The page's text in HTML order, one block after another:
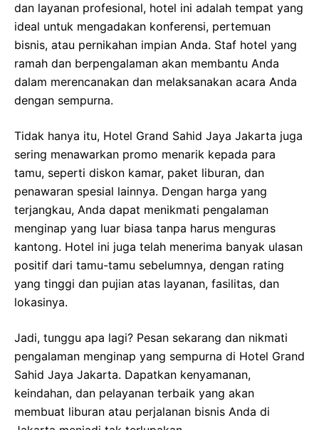
dan layanan profesional, hotel ini adalah tempat yang
ideal untuk mengadakan konferensi, pertemuan
bisnis, atau pernikahan impian Anda. Staf hotel yang
ramah dan berpengalaman akan membantu Anda
dalam merencanakan dan melaksanakan acara Anda
dengan sempurna.
Tidak hanya itu, Hotel Grand Sahid Jaya Jakarta juga
sering menawarkan promo menarik kepada para
tamu, seperti diskon kamar, paket liburan, dan
penawaran spesial lainnya. Dengan harga yang
terjangkau, Anda dapat menikmati pengalaman
menginap yang luar biasa tanpa harus menguras
kantong. Hotel ini juga telah menerima banyak ulasan
positif dari tamu-tamu sebelumnya, dengan rating
yang tinggi dan pujian atas layanan, fasilitas, dan
lokasinya.
Jadi, tunggu apa lagi? Pesan sekarang dan nikmati
pengalaman menginap yang sempurna di Hotel Grand
Sahid Jaya Jakarta. Dapatkan kenyamanan,
keindahan, dan pelayanan terbaik yang akan
membuat liburan atau perjalanan bisnis Anda di